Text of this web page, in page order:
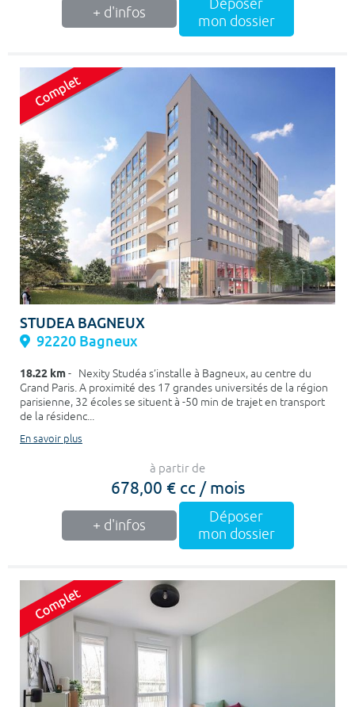
+ d'infos
Déposer
mon dossier
STUDEA BAGNEUX
92220 Bagneux
18.22 km- Nexity Studéa s’installe à Bagneux, au centre du
Grand Paris. A proximité des 17 grandes universités de la région
parisienne, 32 écoles se situent à -50 min de trajet en transport
de la résidenc...
En savoir plus
à partir de
678,00 € cc / mois
+ d'infos
Déposer
mon dossier